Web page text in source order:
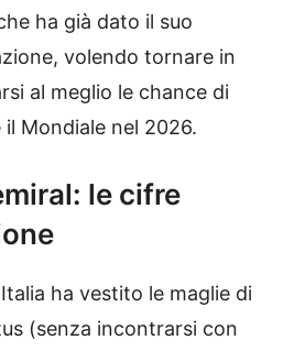
ha già dato il suo
volendo tornare in
al meglio le chance di
Mondiale nel 2026.
le cifre
ha vestito le maglie di
(senza incontrarsi con